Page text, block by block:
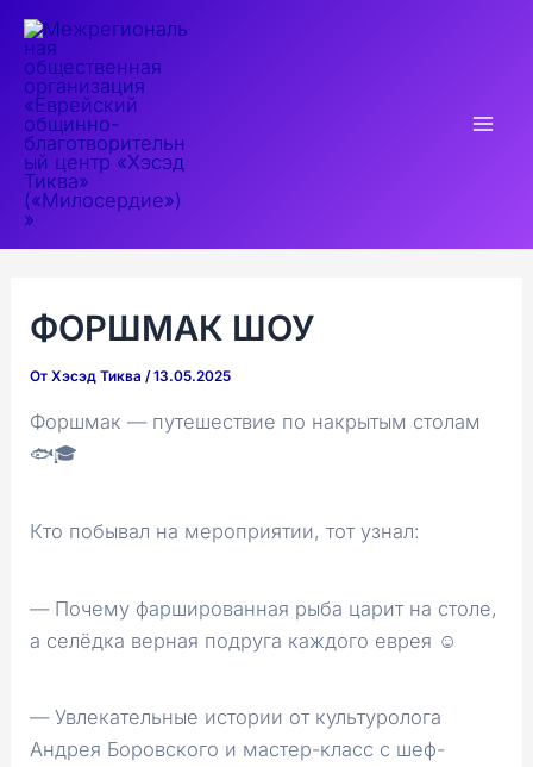
Перейти
содержимому
ФОРШМАК ШОУ
ОтХэсэд Тиква/13.05.2025
Форшмак — путешествие по накрытым столам
🐟🎓
Кто побывал на мероприятии, тот узнал:
— Почему фаршированная рыба царит на столе,
а селёдка верная подруга каждого еврея ☺️
— Увлекательные истории от культуролога
Андрея Боровского и мастер-класс с шеф-